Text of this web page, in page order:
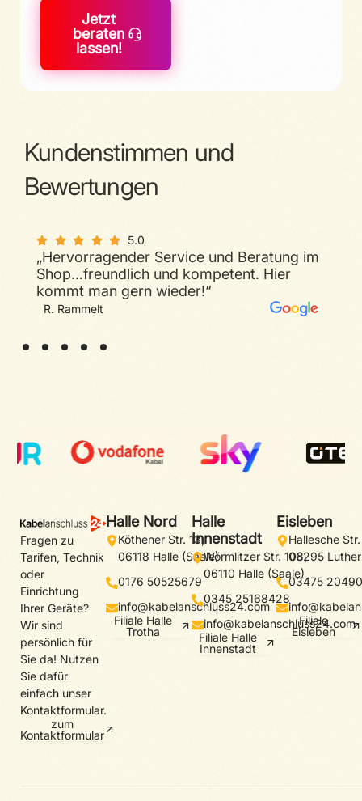
Jetzt
beraten
lassen!
Kundenstimmen und
Bewertungen
5.0
„Hervorragender Service und Beratung im
Shop…freundlich und kompetent. Hier
kommt man gern wieder!“
R. Rammelt
5.0
„Sehr guter Service, geduldiger und
kompetenter Berater. Sicherlich die
Nummer eins für Probleme/Fragen rund
um Telecolumbus in Halle.“
Fragen zu
Tarifen, Technik
oder
Einrichtung
Ihrer Geräte?
Wir sind
persönlich für
Sie da! Nutzen
Sie dafür
einfach unser
Kontaktformular.
zum
Kontaktformular
Halle Nord
Köthener Str. 13,
06118 Halle (Saale)
0176 50525679
info@kabelanschluss24.com
Filiale Halle
Trotha
Halle
Innenstadt
Wörmlitzer Str. 108,
06110 Halle (Saale)
0345 25168428
info@kabelanschluss24.com
Filiale Halle
Innenstadt
Eisleben
Hallesche
06295
03475
Filiale
Eisleben